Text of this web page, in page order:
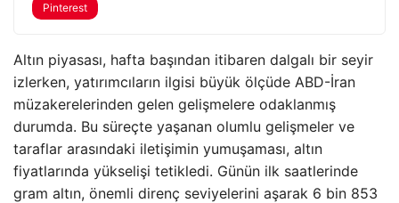
Pinterest
Altın piyasası, hafta başından itibaren dalgalı bir seyir
izlerken, yatırımcıların ilgisi büyük ölçüde ABD-İran
müzakerelerinden gelen gelişmelere odaklanmış
durumda. Bu süreçte yaşanan olumlu gelişmeler ve
taraflar arasındaki iletişimin yumuşaması, altın
fiyatlarında yükselişi tetikledi. Günün ilk saatlerinde
gram altın, önemli direnç seviyelerini aşarak 6 bin 853